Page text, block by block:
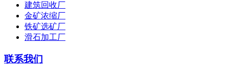
建筑回收厂
金矿浓缩厂
铁矿选矿厂
滑石加工厂
联系我们